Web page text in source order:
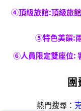
④頂級旅館:頂級旅
⑤特色美饌:
⑥人員限定雙座位:
團
熱門搜尋：